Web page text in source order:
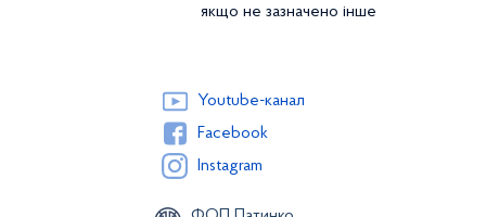
якщо не зазначено інше
Youtube-канал
Facebook
Instagram